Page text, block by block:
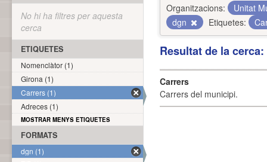
Organitzacions:
Unitat
dgn
Etiquetes:
Resultat de la
Carrers
Carrers del municipi.
No hi ha filtres per aquesta
cerca
ETIQUETES
Nomenclàtor (1)
Girona (1)
Carrers (1)
Adreces (1)
MOSTRAR MENYS ETIQUETES
FORMATS
dgn (1)